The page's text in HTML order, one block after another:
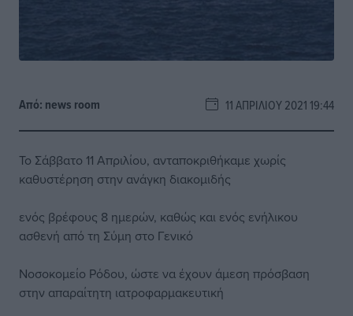
Από: news room 11 ΑΠΡΙΛΊΟΥ 2021 19:44
Το Σάββατο 11 Απριλίου, ανταποκριθήκαμε χωρίς
καθυστέρηση στην ανάγκη διακομιδής
ενός βρέφους 8 ημερών, καθώς και ενός ενήλικου
ασθενή από τη Σύμη στο Γενικό
Νοσοκομείο Ρόδου, ώστε να έχουν άμεση πρόσβαση
στην απαραίτητη ιατροφαρμακευτική